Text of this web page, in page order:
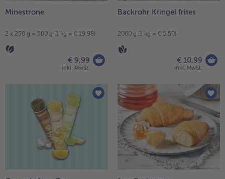
Minestrone
2 x 250 g = 500 g (1 kg = € 19,98)
€ 9,99
inkl. MwSt.
Backrohr Kringel frites
2000 g (1 kg = € 5,50)
€ 10,99
inkl. MwSt.